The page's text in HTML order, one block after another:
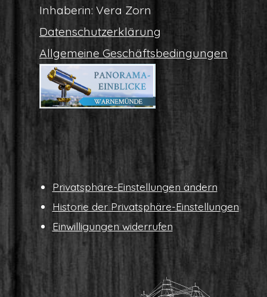
Inha­be­rin: Vera Zorn
Daten­schutz­er­klä­rung
All­ge­mei­ne Geschäftsbedingungen
Pri­vat­sphä­re-Ein­stel­lun­gen ändern
His­to­rie der Privatsphäre-Einstellungen
Ein­wil­li­gun­gen widerrufen